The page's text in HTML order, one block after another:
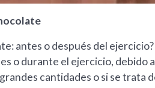
antes o después del
o durante el ejercicio, debido
cantidades o si se trata